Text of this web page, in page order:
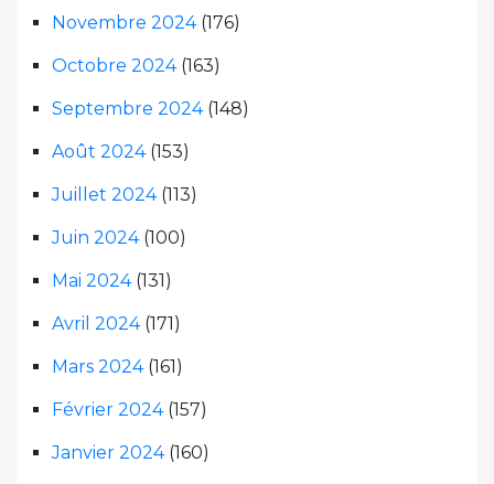
Novembre 2024(176)
Octobre 2024(163)
Septembre 2024(148)
Août 2024(153)
Juillet 2024(113)
Juin 2024(100)
Mai 2024(131)
Avril 2024(171)
Mars 2024(161)
Février 2024(157)
Janvier 2024(160)